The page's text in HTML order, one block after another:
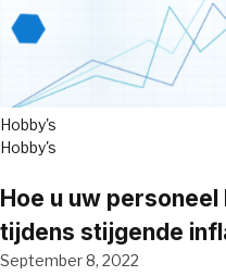
Hobby's
Hobby's
Hoe u uw
tijdens stijgende
September 8, 2022